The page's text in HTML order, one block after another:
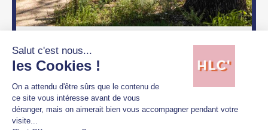
COMMUNIQUÉ DE PRESSE
DE LA PROVENCE AU BASSIN
D’ARCACHON, 3 SIGNATURES
HÔTELIÈRES HAUT DE GAMME
REÇOIVENT LE LABEL CLEF VERTE